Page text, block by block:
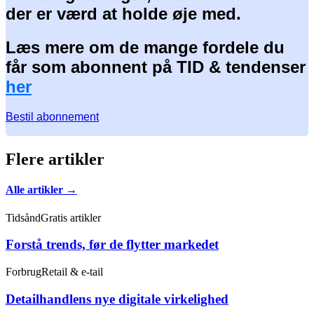
der er værd at holde øje med.
Læs mere om de mange fordele du
får som abonnent på TID & tendenser
her
Bestil abonnement
Flere artikler
Alle artikler →
TidsåndGratis artikler
Forstå trends, før de flytter markedet
ForbrugRetail & e-tail
Detailhandlens nye digitale virkelighed